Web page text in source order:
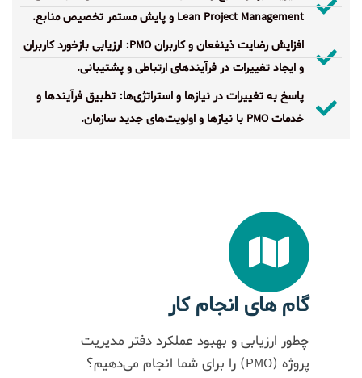
Lean Project Management و پایش مستمر تخصیص منابع.
افزایش رضایت ذینفعان و کاربران PMO: ارزیابی بازخورد کاربران
و ایجاد تغییرات در فرآیندهای ارتباطی و پشتیبانی.
پاسخ به تغییرات در نیازها و استراتژی‌ها: تطبیق فرآیندها و
خدمات PMO با نیازها و اولویت‌های جدید سازمان.
گام های انجام کار
چطور ارزیابی و بهبود عملکرد دفتر مدیریت
پروژه (PMO) را برای شما انجام می‌دهیم؟